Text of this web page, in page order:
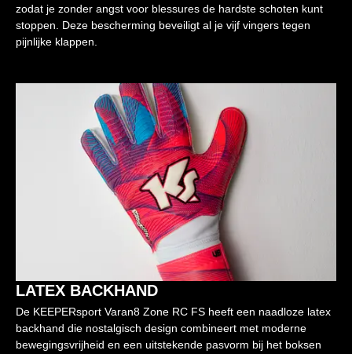
zodat je zonder angst voor blessures de hardste schoten kunt
stoppen. Deze bescherming beveiligt al je vijf vingers tegen
pijnlijke klappen.
LATEX BACKHAND
De KEEPERsport Varan8 Zone RC FS heeft een naadloze latex
backhand die nostalgisch design combineert met moderne
bewegingsvrijheid en een uitstekende pasvorm bij het boksen